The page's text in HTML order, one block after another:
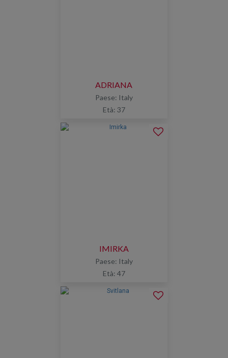
ADRIANA
Paese: Italy
Età: 37
IMIRKA
Paese: Italy
Età: 47